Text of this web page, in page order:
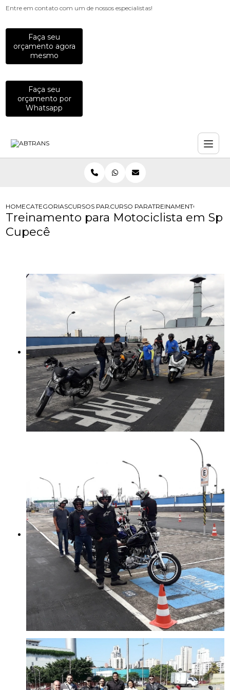
Entre em contato com um de nossos especialistas!
Faça seu
orçamento agora
mesmo
Faça seu
orçamento por
Whatsapp
HOMECATEGORIASCURSOS PARA MOTOCICLISTAS
CURSO PARA MOTOCICLISTAS
TREINAMENTO PARA
Treinamento para Motociclista em Sp
Cupecê